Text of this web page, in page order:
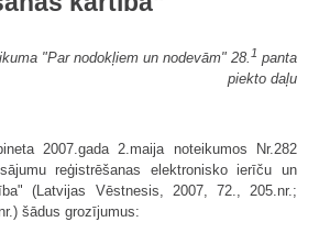
"Par nodokļiem un nodevām" 28. 1 panta
piekto daļu
2007.gada 2.maija noteikumos Nr.282
reģistrēšanas elektronisko ierīču un
(Latvijas Vēstnesis, 2007, 72., 205.nr.;
šādus grozījumus: